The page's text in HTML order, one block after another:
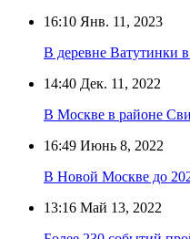
16:10 Янв. 11, 2023
В деревне Ватутинки
14:40 Дек. 11, 2022
В Москве в районе
16:49 Июнь 8, 2022
В Новой Москве до
13:16 Май 13, 2022